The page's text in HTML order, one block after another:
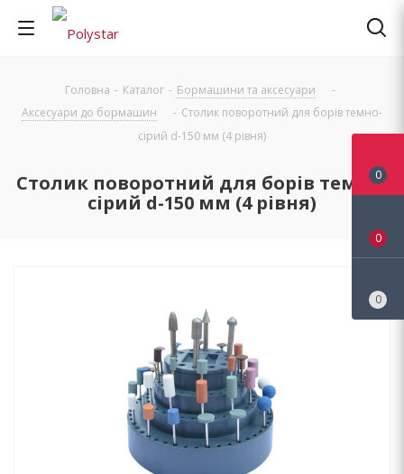
Головна - Каталог - Бормашини та аксесуари
-
Аксесуари до бормашин
- Столик поворотний для борів темно-
сірий d-150 мм (4 рівня)
Столик поворотний для борів темно-
сірий d-150 мм (4 рівня)
0
0
0